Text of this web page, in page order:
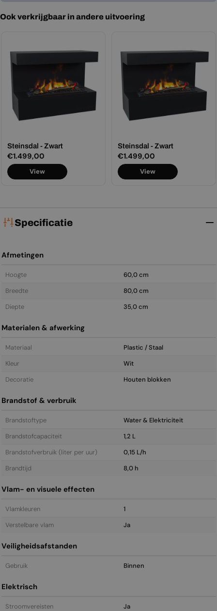
Ook verkrijgbaar in andere uitvoering
Steinsdal - Zwart
Normale
prijs
€1.499,00
View
Steinsdal - Zwart
Normale
prijs
€1.499,00
View
Specificatie
Afmetingen
Hoogte
60,0 cm
Breedte
80,0 cm
Diepte
35,0 cm
Materialen & afwerking
Materiaal
Plastic / Staal
Kleur
Wit
Decoratie
Houten blokken
Brandstof & verbruik
Brandstoftype
Water & Elektriciteit
Brandstofcapaciteit
1,2 L
Brandstofverbruik (liter per uur)
0,15 L/h
Brandtijd
8,0 h
Vlam- en visuele effecten
Vlamkleuren
1
Verstelbare vlam
Ja
Veiligheidsafstanden
Gebruik Binnen
Elektrisch
Stroomvereisten
Ja